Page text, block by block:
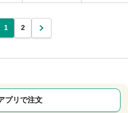
1 2
プリで注文